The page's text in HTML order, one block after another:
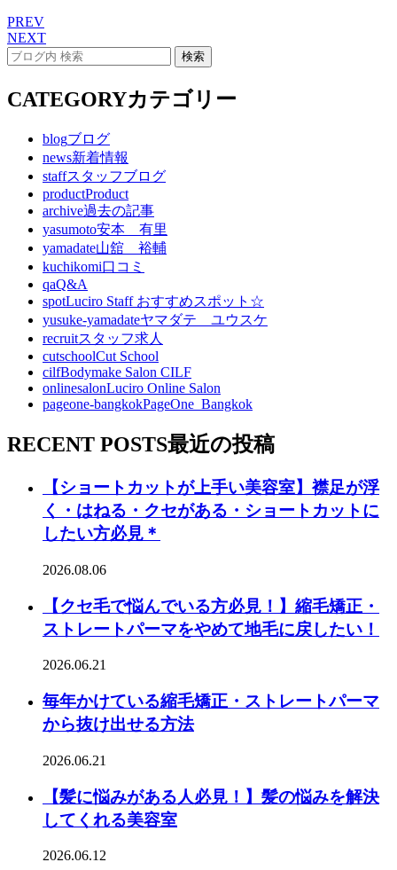
PREV
NEXT
CATEGORYカテゴリー
blogブログ
news新着情報
staffスタッフブログ
productProduct
archive過去の記事
yasumoto安本 有里
yamadate山舘 裕輔
kuchikomi口コミ
qaQ&A
spotLuciro Staff おすすめスポット☆
yusuke-yamadateヤマダテ ユウスケ
recruitスタッフ求人
cutschoolCut School
cilfBodymake Salon CILF
onlinesalonLuciro Online Salon
pageone-bangkokPageOne_Bangkok
RECENT POSTS最近の投稿
【ショートカットが上手い美容室】襟足が浮
く・はねる・クセがある・ショートカットに
したい方必見＊
2026.08.06
【クセ毛で悩んでいる方必見！】縮毛矯正・
ストレートパーマをやめて地毛に戻したい！
2026.06.21
毎年かけている縮毛矯正・ストレートパーマ
から抜け出せる方法
2026.06.21
【髪に悩みがある人必見！】髪の悩みを解決
してくれる美容室
2026.06.12